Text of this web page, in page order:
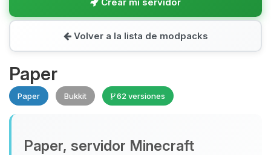
Volver a la lista de modpacks
Paper
Paper Bukkit 62 versiones
Paper, servidor Minecraft